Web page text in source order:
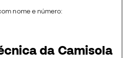
nome e número:
da Camisola